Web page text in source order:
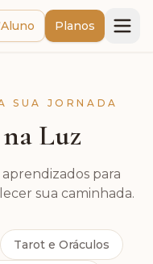
Aluno Planos
SUA JORNADA
Luz
para
sua caminhada.
Tarot e Oráculos